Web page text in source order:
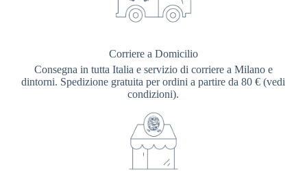
Corriere a Domicilio
Consegna in tutta Italia e servizio di corriere a Milano e
dintorni. Spedizione gratuita per ordini a partire da 80 € (vedi
condizioni).